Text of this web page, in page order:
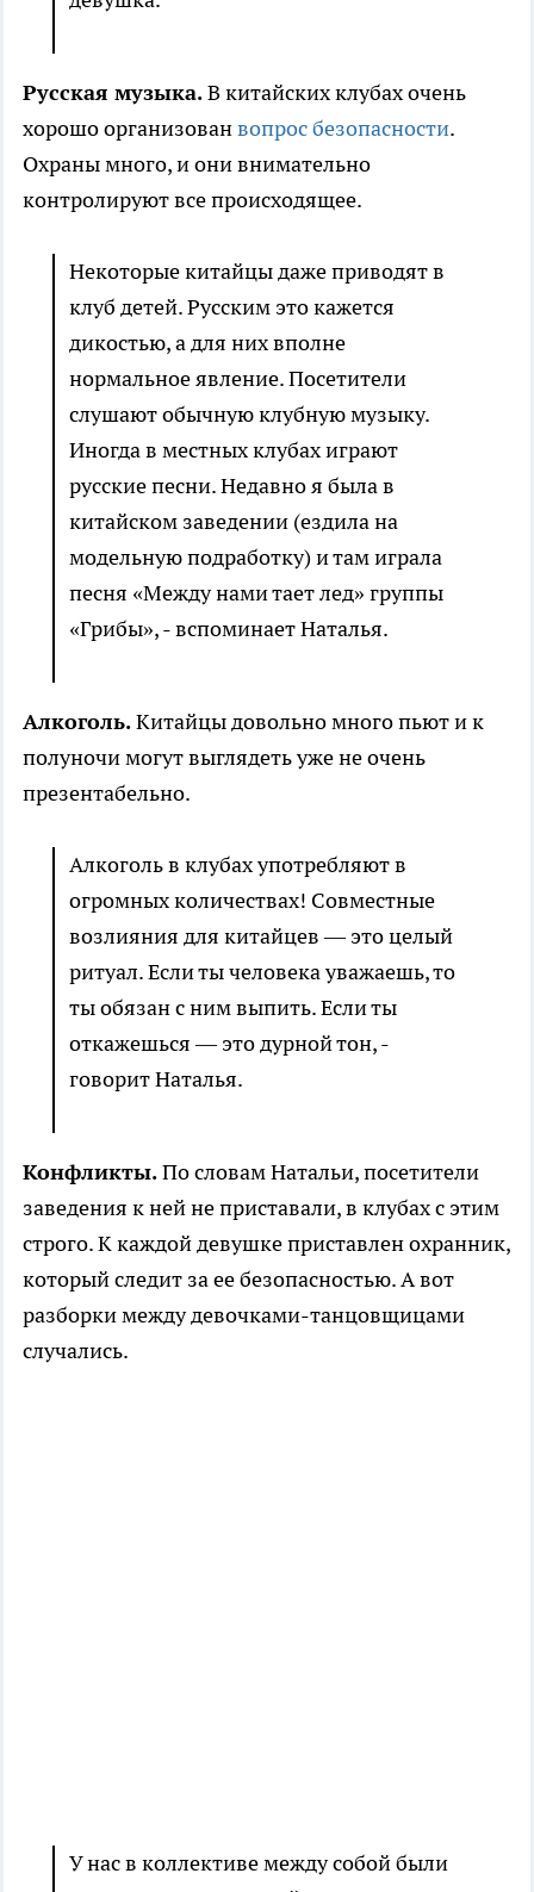
Русская музыка.В китайских клубах очень
хорошо организованвопрос безопасности.
Охраны много, и они внимательно
контролируют все происходящее.
Некоторые китайцы даже приводят в
клуб детей. Русским это кажется
дикостью, а для них вполне
нормальное явление. Посетители
слушают обычную клубную музыку.
Иногда в местных клубах играют
русские песни. Недавно я была в
китайском заведении (ездила на
модельную подработку) и там играла
песня «Между нами тает лед» группы
«Грибы», - вспоминает Наталья.
Алкоголь.Китайцы довольно много пьют и к
полуночи могут выглядеть уже не очень
презентабельно.
Алкоголь в клубах употребляют в
огромных количествах! Совместные
возлияния для китайцев — это целый
ритуал. Если ты человека уважаешь, то
ты обязан с ним выпить. Если ты
откажешься — это дурной тон, -
говорит Наталья.
Конфликты.По словам Натальи, посетители
заведения к ней не приставали, в клубах с этим
строго. К каждой девушке приставлен охранник,
который следит за ее безопасностью. А вот
разборки между девочками-танцовщицами
случались.
У нас в коллективе между собой были